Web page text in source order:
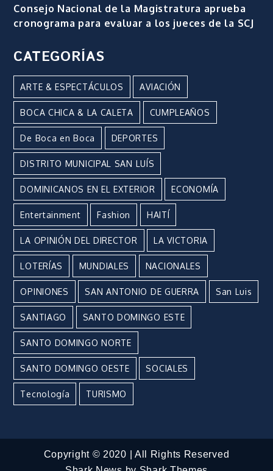
Consejo Nacional de la Magistratura aprueba
cronograma para evaluar a los jueces de la SCJ
CATEGORÍAS
ARTE & ESPECTÁCULOS AVIACIÓN
BOCA CHICA & LA CALETA CUMPLEAÑOS
De Boca en Boca DEPORTES
DISTRITO MUNICIPAL SAN LUÍS
DOMINICANOS EN EL EXTERIOR ECONOMÍA
Entertainment Fashion HAITÍ
LA OPINIÓN DEL DIRECTOR LA VICTORIA
LOTERÍAS MUNDIALES NACIONALES
OPINIONES SAN ANTONIO DE GUERRA San Luis
SANTIAGO SANTO DOMINGO ESTE
SANTO DOMINGO NORTE
SANTO DOMINGO OESTE SOCIALES
Tecnología TURISMO
Copyright © 2020 | All Rights Reserved